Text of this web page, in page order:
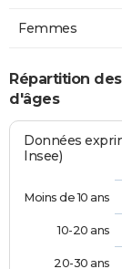
Femmes
Répartition
d'âges
Données
Insee)
Moins de 10 ans
10-20 ans
20-30 ans